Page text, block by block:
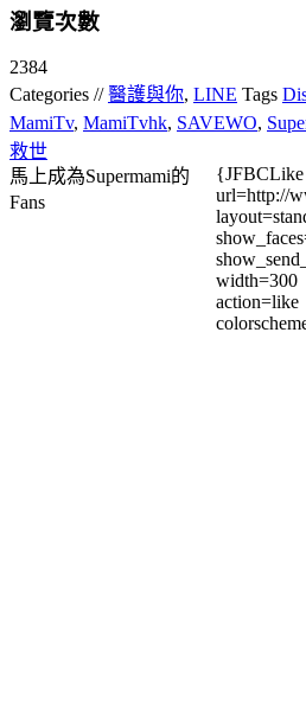
瀏覽次數
2384
Categories //醫護與你, LINE Tags
MamiTv, MamiTvhk, SAVEWO,
救世
馬上成為Supermami的
Fans
{JFBCLike
url=http://
width=300
action=like